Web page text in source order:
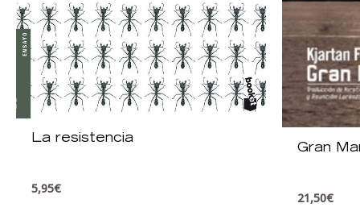
La resistencia
5,95€
Gran
21,50€